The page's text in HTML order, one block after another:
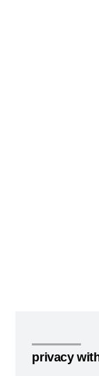
privacy